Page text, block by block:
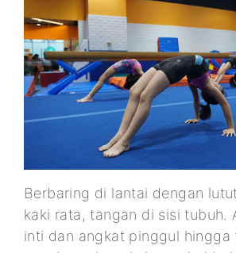
Berbaring di lantai dengan
kaki rata, tangan di sisi tubuh.
inti dan angkat pinggul hingga